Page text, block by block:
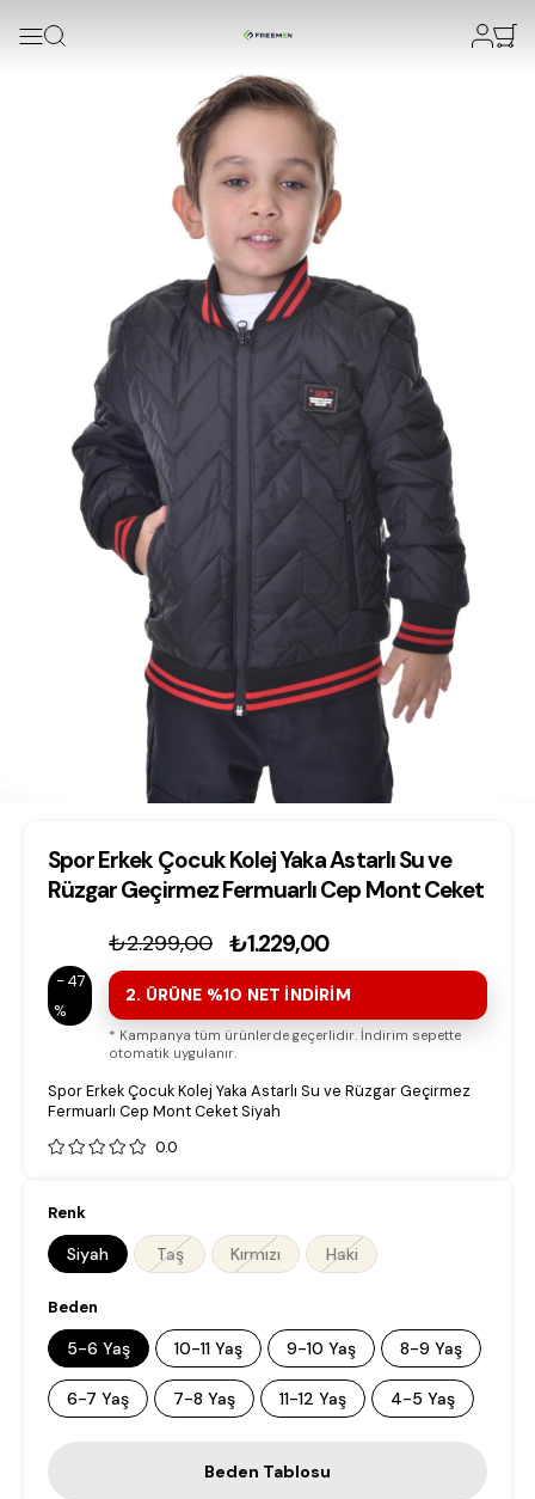
Spor Erkek Çocuk Kolej Yaka Astarlı Su ve
Rüzgar Geçirmez Fermuarlı Cep Mont Ceket
47
₺2.299,00 ₺1.229,00
2. ÜRÜNE %10 NET İNDİRİM
* Kampanya tüm ürünlerde geçerlidir. İndirim sepette
otomatik uygulanır.
Spor Erkek Çocuk Kolej Yaka Astarlı Su ve Rüzgar Geçirmez
Fermuarlı Cep Mont Ceket Siyah
0.0
Renk
Siyah Taş Kırmızı Haki
Beden
5-6 Yaş 10-11 Yaş 9-10 Yaş 8-9 Yaş
6-7 Yaş 7-8 Yaş 11-12 Yaş 4-5 Yaş
Beden Tablosu